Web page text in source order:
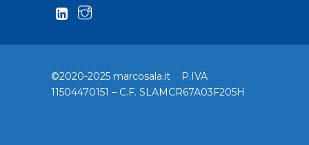
©2020-2025 marcosala.it P.IVA
11504470151 – C.F. SLAMCR67A03F205H